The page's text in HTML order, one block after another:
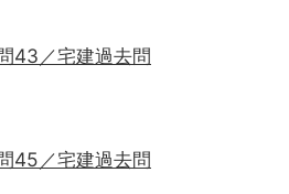
43／宅建過去問
45／宅建過去問